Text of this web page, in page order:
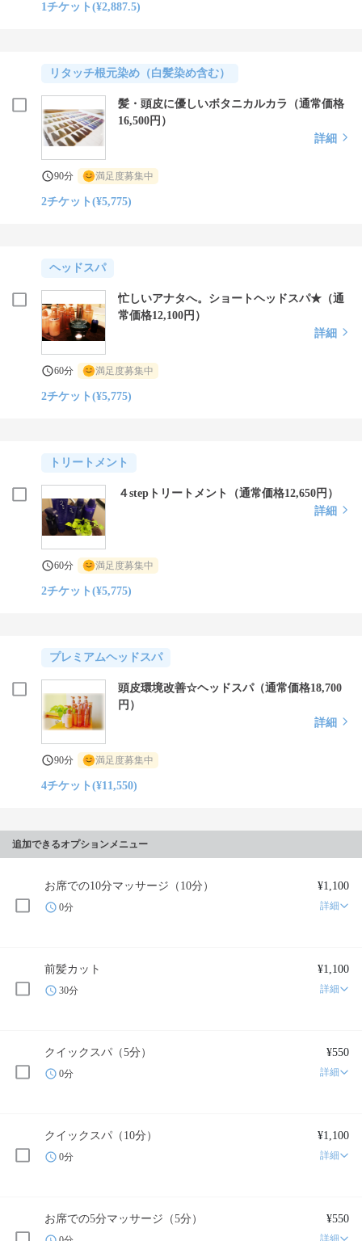
1チケット(¥2,887.5)
リタッチ根元染め（白髪染め含む）
髪・頭皮に優しいボタニカルカラ（通常価格
16,500円）
詳細
90分 満足度募集中
2チケット(¥5,775)
ヘッドスパ
忙しいアナタへ。ショートヘッドスパ★（通
常価格12,100円）
詳細
60分 満足度募集中
2チケット(¥5,775)
トリートメント
４stepトリートメント（通常価格12,650円）
詳細
60分 満足度募集中
2チケット(¥5,775)
プレミアムヘッドスパ
頭皮環境改善☆ヘッドスパ（通常価格18,700
円）
詳細
90分 満足度募集中
4チケット(¥11,550)
追加できるオプションメニュー
お席での10分マッサージ（10分） ¥1,100
0分 詳細
前髪カット ¥1,100
30分 詳細
クイックスパ（5分） ¥550
0分 詳細
クイックスパ（10分） ¥1,100
0分 詳細
お席での5分マッサージ（5分） ¥550
詳細